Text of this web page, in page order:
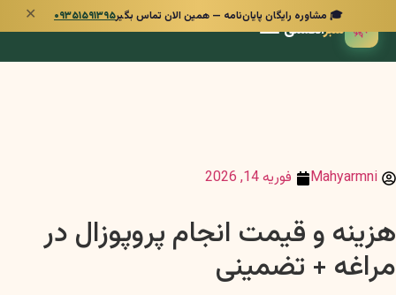
🎓 مشاوره رایگان پایان‌نامه — همین الان تماس بگیر۰۹۳۵۱۵۹۱۳۹۵ ✕
🌿 سبزانگشتی
Mahyarmni فوریه 14, 2026
هزینه و قیمت انجام پروپوزال در
مراغه + تضمینی